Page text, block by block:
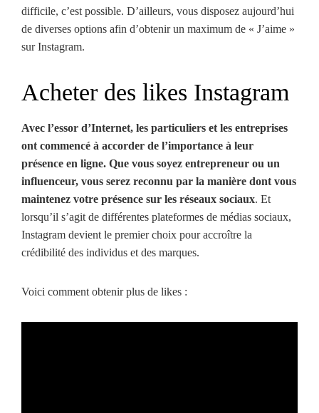
difficile, c’est possible. D’ailleurs, vous disposez aujourd’hui
de diverses options afin d’obtenir un maximum de « J’aime »
sur Instagram.
Acheter des likes Instagram
Avec l’essor d’Internet, les particuliers et les entreprises
ont commencé à accorder de l’importance à leur
présence en ligne. Que vous soyez entrepreneur ou un
influenceur, vous serez reconnu par la manière dont vous
maintenez votre présence sur les réseaux sociaux. Et
lorsqu’il s’agit de différentes plateformes de médias sociaux,
Instagram devient le premier choix pour accroître la
crédibilité des individus et des marques.
Voici comment obtenir plus de likes :